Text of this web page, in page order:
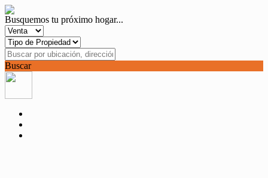
Busquemos tu próximo hogar...
Buscar